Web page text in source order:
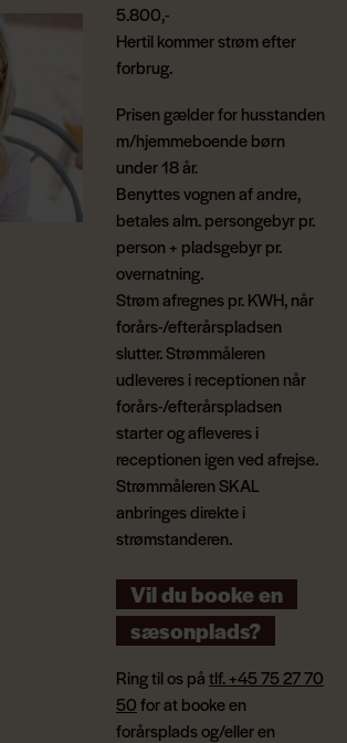
5.800,-
Hertil kommer strøm efter
forbrug.
Prisen gælder for husstanden
m/hjemmeboende børn
under 18 år.
Benyttes vognen af andre,
betales alm. persongebyr pr.
person + pladsgebyr pr.
overnatning.
Strøm afregnes pr. KWH, når
forårs-/efterårspladsen
slutter. Strømmåleren
udleveres i receptionen når
forårs-/efterårspladsen
starter og afleveres i
receptionen igen ved afrejse.
Strømmåleren SKAL
anbringes direkte i
strømstanderen.
Vil du booke en
sæsonplads?
Ring til os påtlf. +45 75 27 70
50for at booke en
forårsplads og/eller en